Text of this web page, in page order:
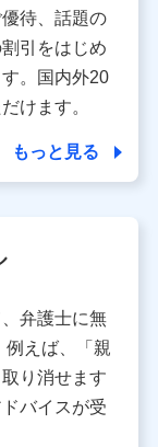
下のとおり個
の識別子、属
する情報。例
家族構成、住
が含まれます。
サービスなどの
、当社又は株式
契約状態・ご利
情報、アプリケ
れたサービスや
待、話題の
引をはじめ
。国内外20
けます。
もっと見る
弁護士に無
例えば、「親
り消せます
バイスが受